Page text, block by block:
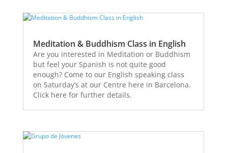
Meditation & Buddhism Class in English
Are you interested in Meditation or Buddhism
but feel your Spanish is not quite good
enough? Come to our English speaking class
on Saturday’s at our Centre here in Barcelona.
Click here for further details.